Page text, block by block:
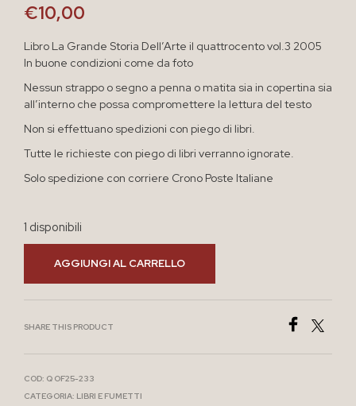
€10,00
Libro La Grande Storia Dell’Arte il quattrocento vol.3 2005
In buone condizioni come da foto
Nessun strappo o segno a penna o matita sia in copertina sia
all’interno che possa compromettere la lettura del testo
Non si effettuano spedizioni con piego di libri.
Tutte le richieste con piego di libri verranno ignorate.
Solo spedizione con corriere Crono Poste Italiane
1 disponibili
AGGIUNGI AL CARRELLO
SHARE THIS PRODUCT
COD: Q OF25-233
CATEGORIA: LIBRI E FUMETTI